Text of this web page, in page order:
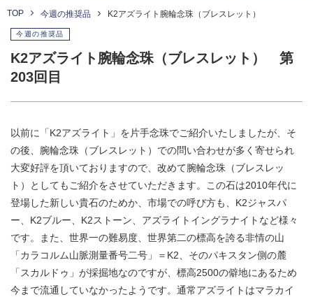
TOP 今週の推奨品 K2アズライト腕輪念珠（ブレスレット）
今週の推奨品
K2アズライト腕輪念珠（ブレスレット） 第
203回目
以前に「K2アズライト」を片手念珠でご紹介いたしましたが、そ
の後、腕輪念珠（ブレスレット）での問い合わせが多く寄せられ
大変好評を頂いておりますので、改めて腕輪念珠（ブレスレッ
ト）としてもご紹介をさせていただきます。この石は2010年代に
登場した新しい貴石のためか、市場での呼び方も、K2ジャスパ
ー、K2ブルー、K2ストーン、アズライトイングラナイトなど様々
です。また、世界一の難易度、世界第二の標高を誇る非情の山
「カラコルム山脈測量番号二号」＝K2、そのパキスタン側の麓
「スカルドゥ」が採掘地なのですが、標高2500の僻地にあるため
今まで流通していなかったようです。通常アズライトはマラカイ